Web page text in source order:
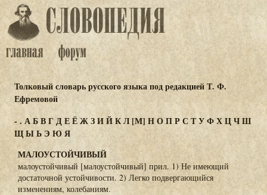
Толковый словарь русского языка под редакцией Т. Ф.
Ефремовой
- . АБВГДЕЁЖЗИЙКЛ[М] НОПРС ТУФХЦЧШ
ЩЫЬЭ ЮЯ
МАЛОУСТОЙЧИВЫЙ
малоустойчивый [малоустойчивый] прил. 1) Не имеющий
достаточной устойчивости. 2) Легко подвергающийся
изменениям, колебаниям.